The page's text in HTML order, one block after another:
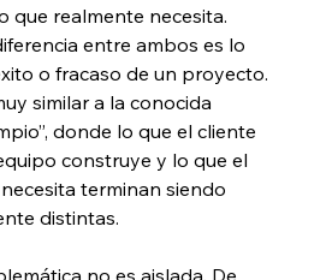
que realmente necesita.
entre ambos es lo
o fracaso de un proyecto.
similar a la conocida
donde lo que el cliente
construye y lo que el
terminan siendo
distintas.
no es aislada. De